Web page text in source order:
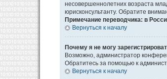
несовершеннолетних возраста
юрисконсультанту. Обратите
Примечание переводчика: в
Вернуться к началу
Почему я не могу
Возможно, администратор
Обратитесь за помощью к
Вернуться к началу